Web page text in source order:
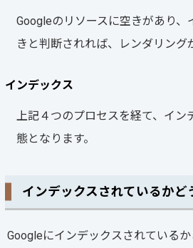
Googleのリソースに空きがあり、
きと判断されれば、レンダリング
インデックス
上記４つのプロセスを経て、イン
態となります。
インデックスされているかど
Googleにインデックスされている